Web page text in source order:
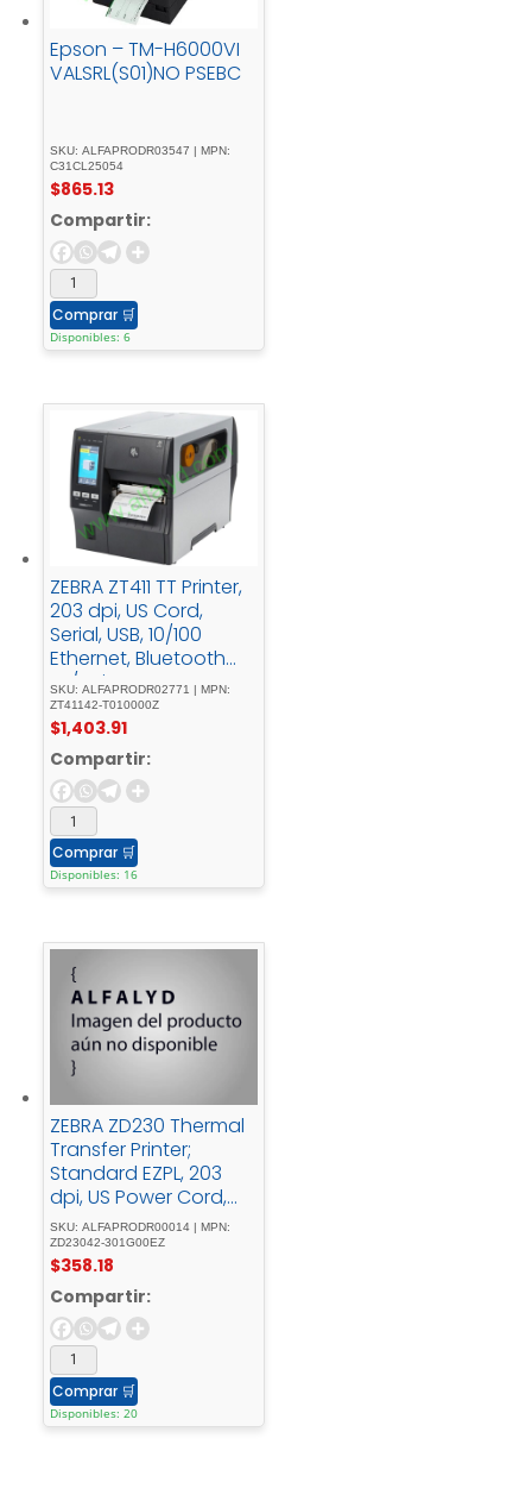
Epson – TM-H6000VI
VALSRL(S01)NO PSEBC
SKU: ALFAPRODR03547 | MPN:
C31CL25054
$865.13
Compartir:
Comprar 🛒
Disponibles: 6
ZEBRA ZT411 TT Printer,
203 dpi, US Cord,
Serial, USB, 10/100
Ethernet, Bluetooth
4.1/MFi, USB Host, EZPL
SKU: ALFAPRODR02771 | MPN:
ZT41142-T010000Z
$1,403.91
Compartir:
Comprar 🛒
Disponibles: 16
ZEBRA ZD230 Thermal
Transfer Printer;
Standard EZPL, 203
dpi, US Power Cord,
USB
SKU: ALFAPRODR00014 | MPN:
ZD23042-301G00EZ
$358.18
Compartir:
Comprar 🛒
Disponibles: 20